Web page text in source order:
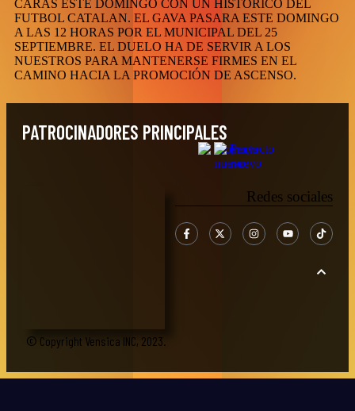
CARAS ESTE DOMINGO CON UN HISTORICO DEL
FUTBOL CATALAN. EL GAVA PASARA ESTE DOMINGO
A LAS 12 HORAS POR EL MUNICIPAL DEL 25
SEPTIEMBRE. EL DUELO HA DE SERVIR A LOS
NUESTROS PARA MANTENERSE FIRMES EN EL
CAMINO HACIA LA PROMOCIÓN DE ASCENSO.
PATROCINADORES PRINCIPALES
Redes sociales
© Copyright Vensica INC, 2023.